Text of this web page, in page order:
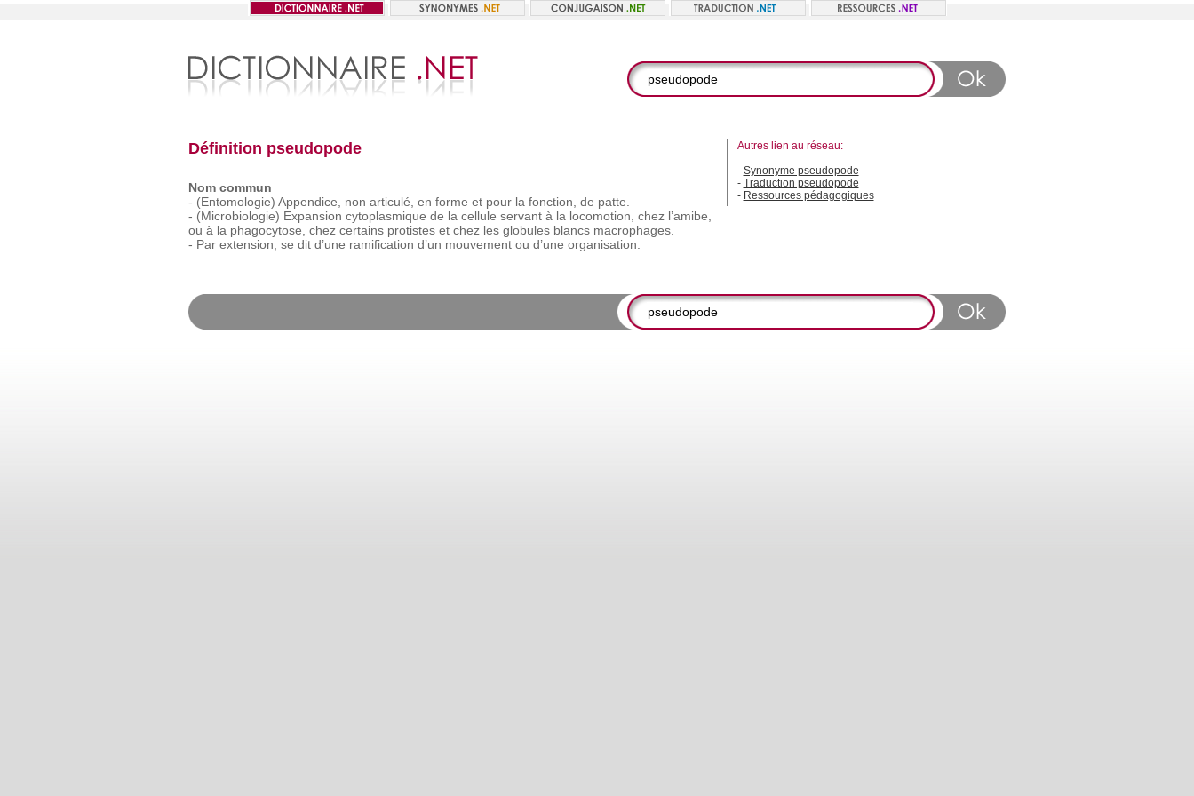
Définition pseudopode
Nom commun
- (Entomologie) Appendice, non articulé, en forme et pour la fonction, de patte.
- (Microbiologie) Expansion cytoplasmique de la cellule servant à la locomotion, chez l’amibe,
ou à la phagocytose, chez certains protistes et chez les globules blancs macrophages.
- Par extension, se dit d’une ramification d’un mouvement ou d’une organisation.
Autres lien au réseau:
- Synonyme pseudopode
- Traduction pseudopode
- Ressources pédagogiques